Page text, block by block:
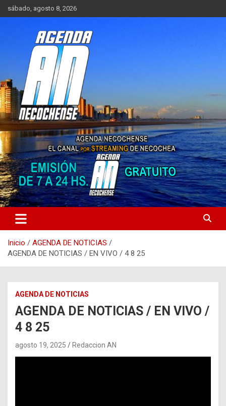
Saltar
al
sábado, agosto 8, 2026
AGENDA NECOCHENSE
Sitio de Noticias de Necochea y zona
Inicio
AGENDA DE NOTICIAS
AGENDA DE NOTICIAS / EN VIVO / 4 8 25
AGENDA DE NOTICIAS
AGENDA DE NOTICIAS / EN VIVO /
4 8 25
agosto 19, 2025 Redaccion AN